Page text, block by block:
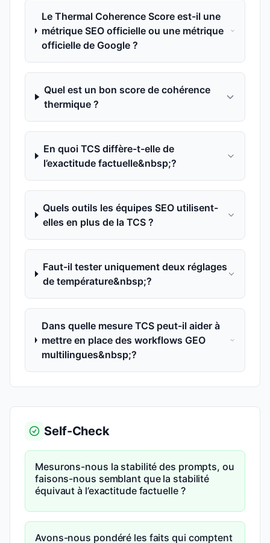
Le Thermal Coherence Score est-il une
métrique SEO officielle ou une métrique
officielle de Google ?
Quel est un bon score de cohérence
thermique ?
En quoi TCS diffère-t-elle de
l’exactitude factuelle&nbsp;?
Quels outils les équipes SEO utilisent-
elles en plus de la TCS ?
Faut-il tester uniquement deux réglages
de température&nbsp;?
Dans quelle mesure TCS peut-il aider à
mettre en place des workflows GEO
multilingues&nbsp;?
Self-Check
Mesurons-nous la stabilité des prompts, ou
faisons-nous semblant que la stabilité
équivaut à l’exactitude factuelle ?
Avons-nous pondéré les faits qui comptent